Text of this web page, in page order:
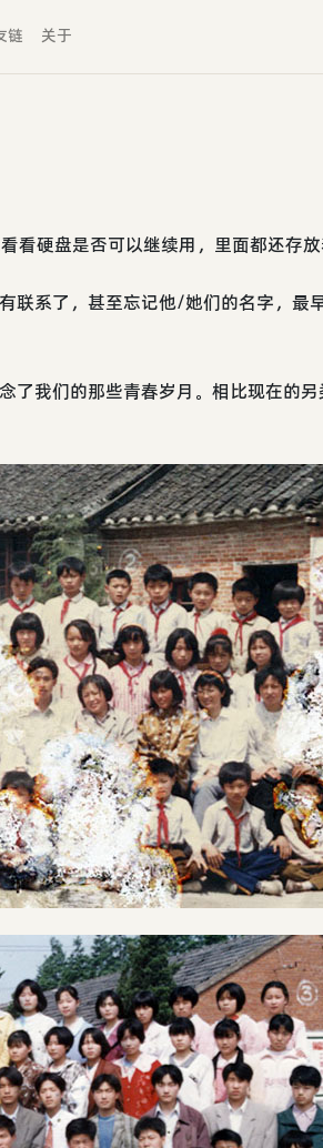
链 关于
看硬盘是否可以继续用，里面都还存放
联系了，甚至忘记他/她们的名字，最
了我们的那些青春岁月。相比现在的